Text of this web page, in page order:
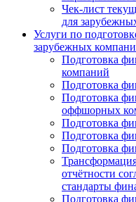
Чек-лист
для
Услуги по
зарубежных
Подготовка
компаний
Подготовка
Подготовка
оффшорных
Подготовка
Подготовка
Подготовка
отчётности
стандарты
Подготовка